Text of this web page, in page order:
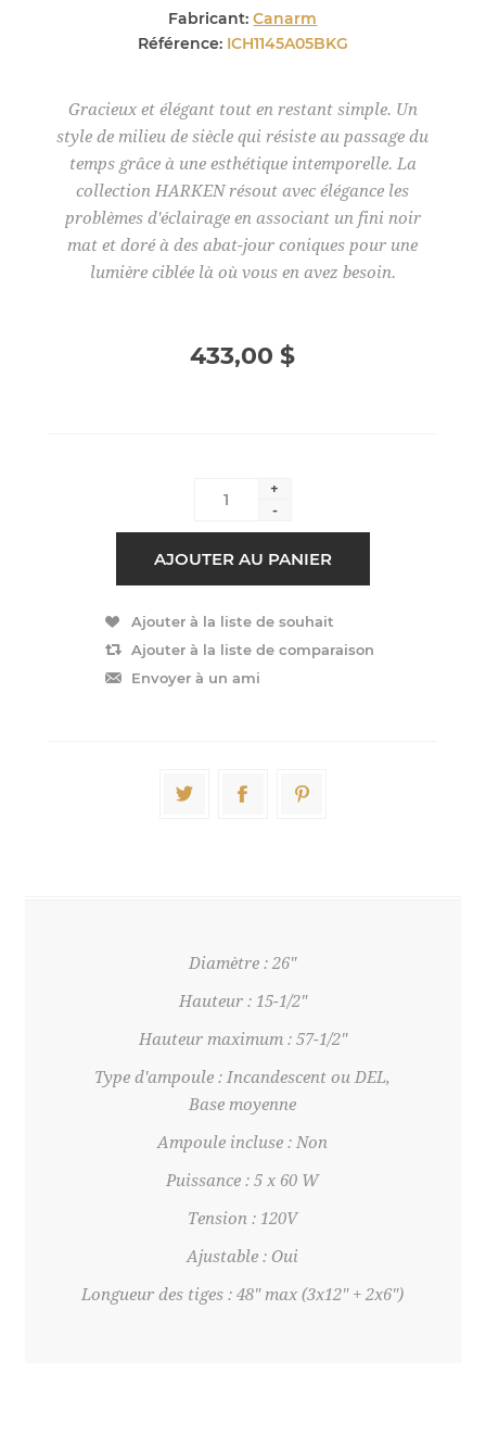
Fabricant: Canarm
Référence: ICH1145A05BKG
Gracieux et élégant tout en restant simple. Un
style de milieu de siècle qui résiste au passage du
temps grâce à une esthétique intemporelle. La
collection HARKEN résout avec élégance les
problèmes d'éclairage en associant un fini noir
mat et doré à des abat-jour coniques pour une
lumière ciblée là où vous en avez besoin.
433,00 $
+
-
Diamètre : 26"
Hauteur : 15-1/2"
Hauteur maximum : 57-1/2"
Type d'ampoule : Incandescent ou DEL,
Base moyenne
Ampoule incluse : Non
Puissance : 5 x 60 W
Tension : 120V
Ajustable : Oui
Longueur des tiges : 48" max (3x12" + 2x6")